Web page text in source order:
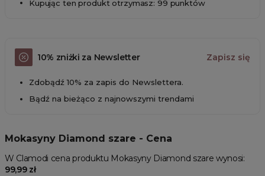
Kupując ten produkt otrzymasz: 99 punktów
10% zniżki za Newsletter Zapisz się
Zdobądź 10% za zapis do Newslettera.
Bądź na bieżąco z najnowszymi trendami
Mokasyny Diamond szare - Cena
W Clamodi cena produktu Mokasyny Diamond szare wynosi:
99,99 zł